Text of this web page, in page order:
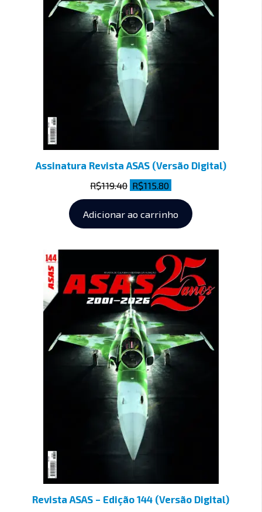
Assinatura Revista ASAS (Versão Digital)
R$119.40 R$115.80
Adicionar ao carrinho
Revista ASAS – Edição 144 (Versão Digital)